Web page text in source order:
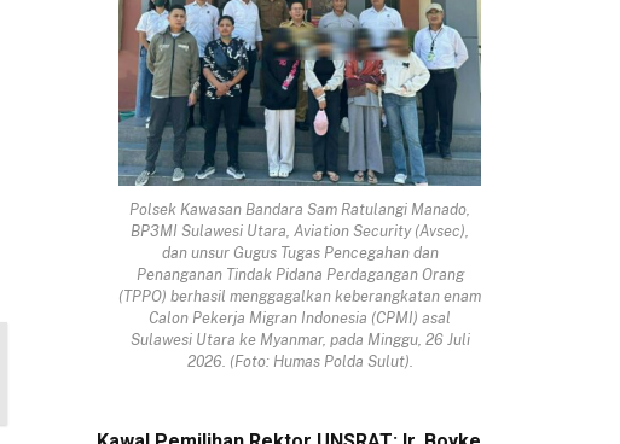
Polsek Kawasan Bandara Sam Ratulangi Manado,
BP3MI Sulawesi Utara, Aviation Security (Avsec),
dan unsur Gugus Tugas Pencegahan dan
Penanganan Tindak Pidana Perdagangan Orang
(TPPO) berhasil menggagalkan keberangkatan enam
Calon Pekerja Migran Indonesia (CPMI) asal
Sulawesi Utara ke Myanmar, pada Minggu, 26 Juli
2026. (Foto: Humas Polda Sulut).